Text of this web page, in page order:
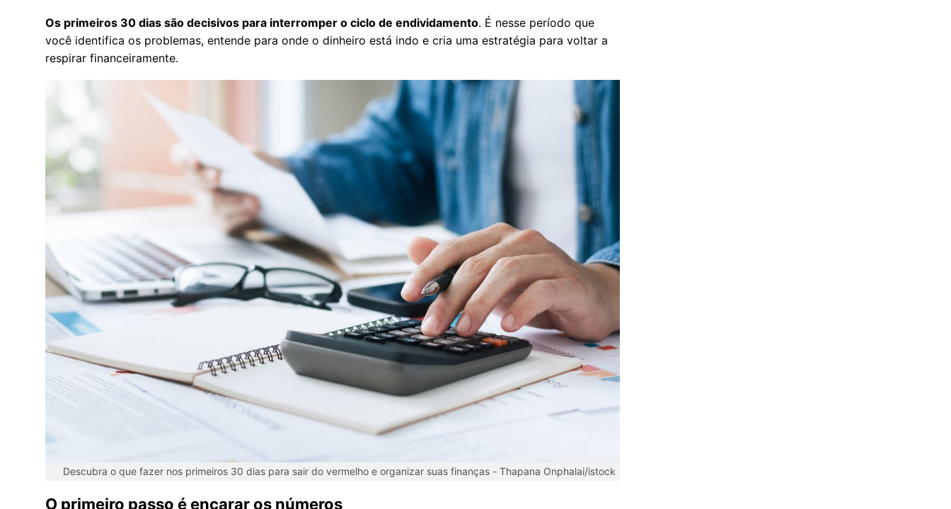
Os primeiros 30 dias são decisivos para interromper o ciclo de endividamento. É nesse período que
você identifica os problemas, entende para onde o dinheiro está indo e cria uma estratégia para voltar a
respirar financeiramente.
Descubra o que fazer nos primeiros 30 dias para sair do vermelho e organizar suas finanças - Thapana Onphalai/istock
O primeiro passo é encarar os números